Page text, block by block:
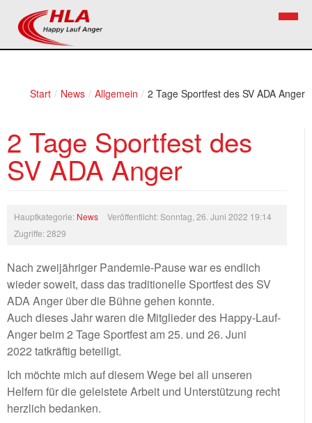
Start / News / Allgemein / 2 Tage Sportfest des SV ADA Anger
2 Tage Sportfest des
SV ADA Anger
Hauptkategorie: News
Veröffentlicht: Sonntag, 26. Juni 2022 19:14
Zugriffe: 2829
Nach zweijähriger Pandemie-Pause war es endlich
wieder soweit, dass das traditionelle Sportfest des SV
ADA Anger über die Bühne gehen konnte.
Auch dieses Jahr waren die Mitglieder des Happy-Lauf-
Anger beim 2 Tage Sportfest am 25. und 26. Juni
2022 tatkräftig beteiligt.
Ich möchte mich auf diesem Wege bei all unseren
Helfern für die geleistete Arbeit und Unterstützung recht
herzlich bedanken.
Verein
Kontakt
Mitglied werden
Bezirkslaufcup
Volkslauf
Bilder
Termine